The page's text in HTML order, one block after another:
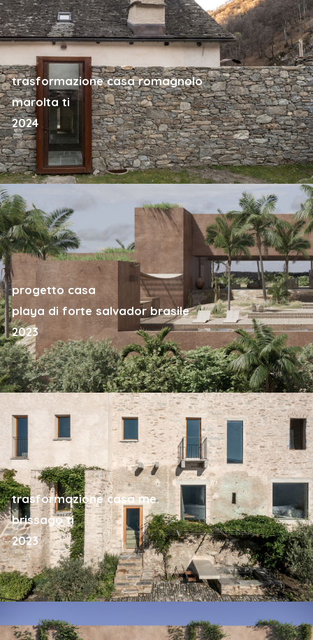
trasformazione casa romagnolo
marolta ti
2024
progetto casa
playa di forte salvador brasile
2023
trasformazione casa me.
brissago ti
2023